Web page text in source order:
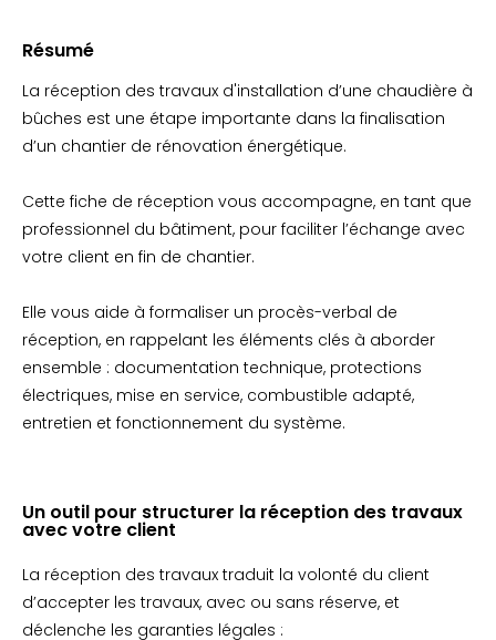
Résumé
La réception des travaux d'installation d’une chaudière à
bûches est une étape importante dans la finalisation
d’un chantier de rénovation énergétique.
Cette fiche de réception vous accompagne, en tant que
professionnel du bâtiment, pour faciliter l’échange avec
votre client en fin de chantier.
Elle vous aide à formaliser un procès-verbal de
réception, en rappelant les éléments clés à aborder
ensemble : documentation technique, protections
électriques, mise en service, combustible adapté,
entretien et fonctionnement du système.
Un outil pour structurer la réception des travaux
avec votre client
La réception des travaux traduit la volonté du client
d’accepter les travaux, avec ou sans réserve, et
déclenche les garanties légales :